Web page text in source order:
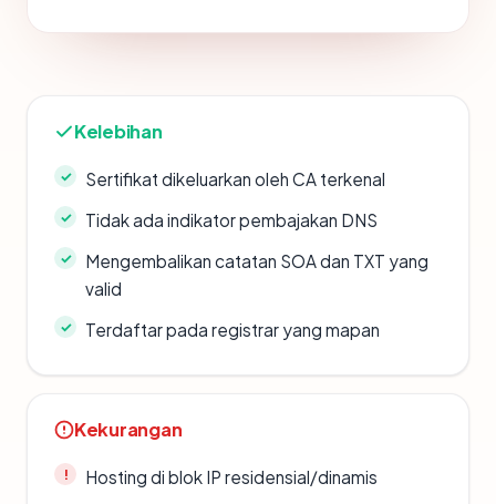
Kelebihan
Sertifikat dikeluarkan oleh CA terkenal
Tidak ada indikator pembajakan DNS
Mengembalikan catatan SOA dan TXT yang
valid
Terdaftar pada registrar yang mapan
Kekurangan
Hosting di blok IP residensial/dinamis